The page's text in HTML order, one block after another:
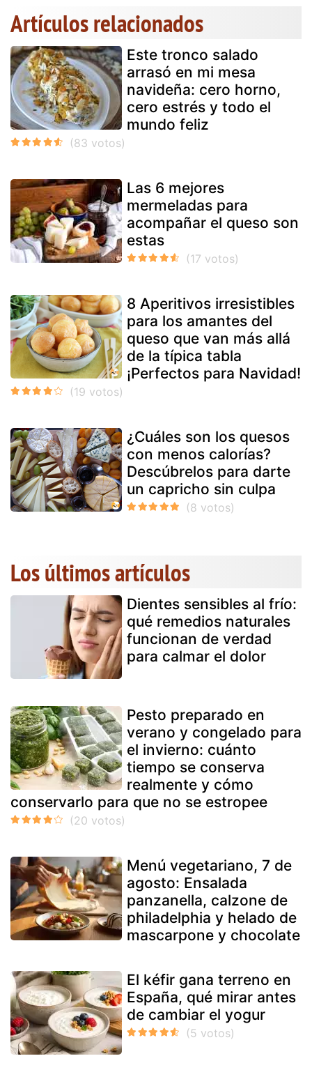
Artículos relacionados
Este tronco salado
arrasó en mi mesa
navideña: cero horno,
cero estrés y todo el
mundo feliz
Las 6 mejores
mermeladas para
acompañar el queso son
estas
8 Aperitivos irresistibles
para los amantes del
queso que van más allá
de la típica tabla
¡Perfectos para Navidad!
¿Cuáles son los quesos
con menos calorías?
Descúbrelos para darte
un capricho sin culpa
Los últimos artículos
Dientes sensibles al frío:
qué remedios naturales
funcionan de verdad
para calmar el dolor
Pesto preparado en
verano y congelado para
el invierno: cuánto
tiempo se conserva
realmente y cómo
conservarlo para que no se estropee
Menú vegetariano, 7 de
agosto: Ensalada
panzanella, calzone de
philadelphia y helado de
mascarpone y chocolate
El kéfir gana terreno en
España, qué mirar antes
de cambiar el yogur